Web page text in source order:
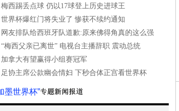
梅西踢丢点球 仍以17球登上历史进球王
世界杯爆红门将失业了 惨获不续约通知
网友排队给西班牙队道歉:原来佛得角真的这么强
“梅西父亲已离世” 电视台主播辞职 震动总统
加拿大有望赢得小组赛冠军
足协主席公款幽会情妇 下秒合体正宫看世界杯
墨世界杯”